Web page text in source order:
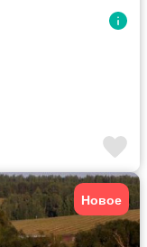
Новое